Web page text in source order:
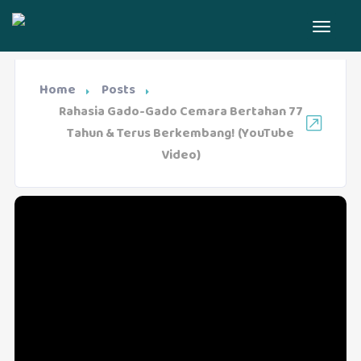
Home
Posts
Rahasia Gado-Gado Cemara Bertahan 77
Tahun & Terus Berkembang! (YouTube
Video)